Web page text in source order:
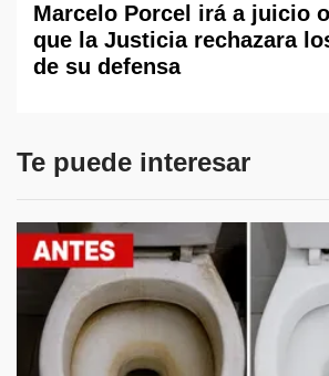
Marcelo Porcel irá a juicio
que la Justicia rechazara
de su defensa
Te puede interesar